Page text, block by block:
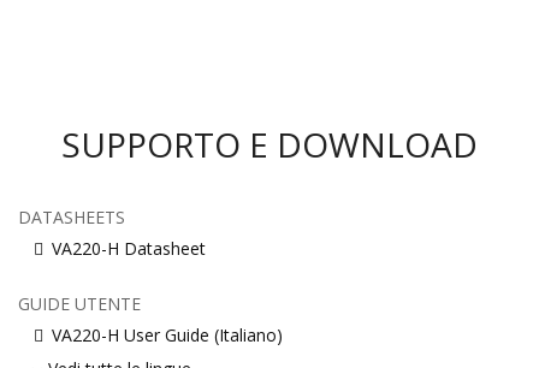
SUPPORTO E DOWNLOAD
DATASHEETS
VA220-H Datasheet
GUIDE UTENTE
VA220-H User Guide (Italiano)